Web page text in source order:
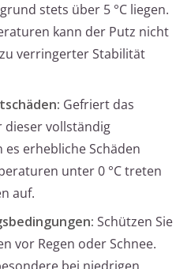
stets über 5 °C liegen.
kann der Putz nicht
verringerter Stabilität
Gefriert das
dieser vollständig
erhebliche Schäden
unter 0 °C treten
auf.
Schützen Sie
vor Regen oder Schnee.